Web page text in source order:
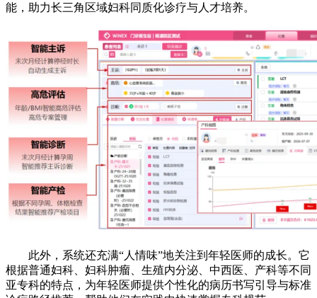
能，助力长三角区域妇科同质化诊疗与人才培养。
此外，系统还充满“人情味”地关注到年轻医师的成长。它
根据普通妇科、妇科肿瘤、生殖内分泌、中西医、产科等不同
亚专科的特点，为年轻医师提供个性化的病历书写引导与标准